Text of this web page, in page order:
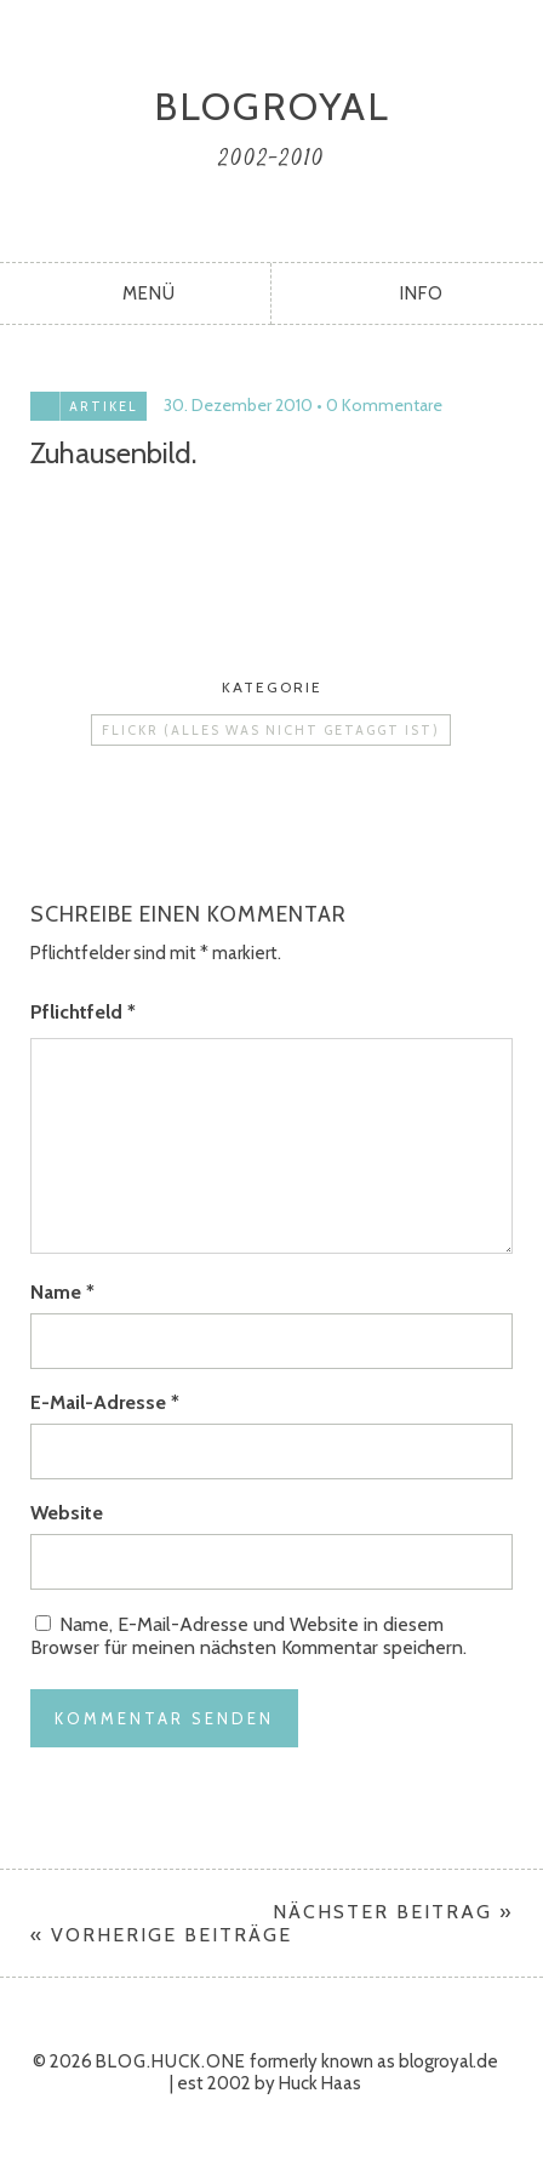
BLOGROYAL
2002-2010
MENÜ INFO
ARTIKEL 30. Dezember 2010 0 Kommentare
Zuhausenbild.
KATEGORIE
FLICKR (ALLES WAS NICHT GETAGGT IST)
SCHREIBE EINEN KOMMENTAR
Pflichtfelder sind mit*markiert.
Pflichtfeld *
Name *
E-Mail-Adresse *
Website
Name, E-Mail-Adresse und Website in diesem
Browser für meinen nächsten Kommentar speichern.
NÄCHSTER BEITRAG »
« VORHERIGE BEITRÄGE
© 2026 BLOG.HUCK.ONE formerly known as blogroyal.de
| est 2002 by Huck Haas